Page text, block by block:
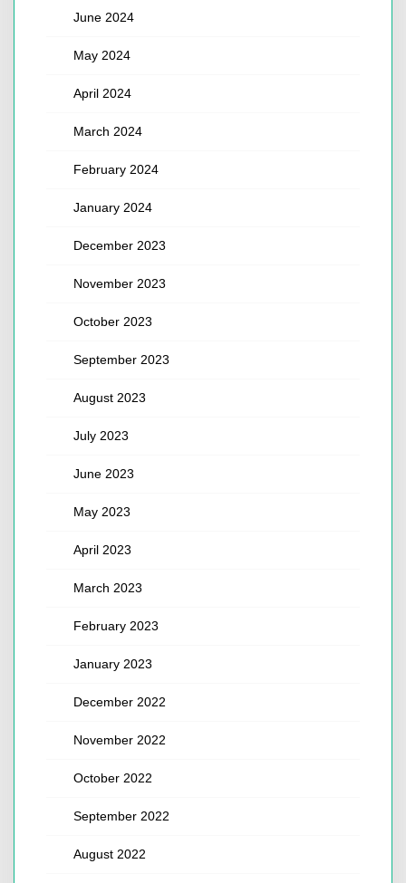
June 2024
May 2024
April 2024
March 2024
February 2024
January 2024
December 2023
November 2023
October 2023
September 2023
August 2023
July 2023
June 2023
May 2023
April 2023
March 2023
February 2023
January 2023
December 2022
November 2022
October 2022
September 2022
August 2022